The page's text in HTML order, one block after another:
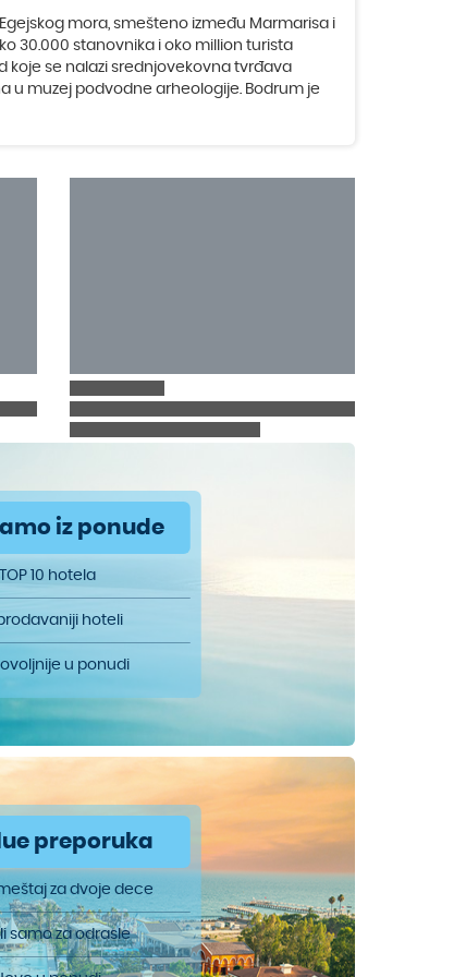
mora, smešteno između Marmarisa i
30.000 stanovnika i oko million turista
koje se nalazi srednjovekovna tvrđava
u muzej podvodne arheologije. Bodrum je
iz ponude
TOP 10 hotela
hoteli
u ponudi
preporuka
za dvoje dece
samo za odrasle